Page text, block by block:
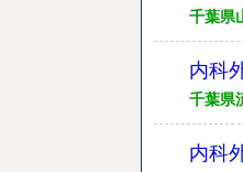
千葉県
内科
千葉県
内科